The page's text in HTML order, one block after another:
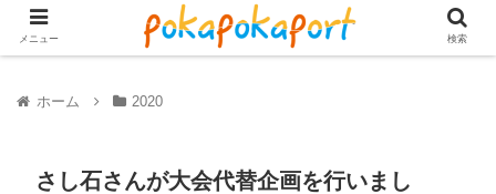
ホーム 2020
さし石さんが大会代替企画を行いまし
メニュー 検索